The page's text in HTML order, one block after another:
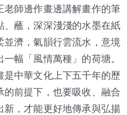
師邊作畫邊講解畫作的筆
、蘸，深深淺淺的水墨在紙
並濟，氣韻行雲流水，意境
幅「風情萬種」的荷塘。
是中華文化上下五千年的歷
的前提下，也要吸收、融合
新，才能更好地傳承與弘揚